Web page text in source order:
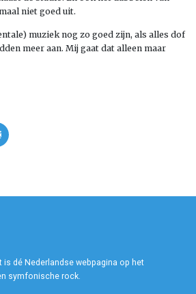
niet goed uit.
muziek nog zo goed zijn, als alles dof
meer aan. Mij gaat dat alleen maar
is dé Nederlandse webpagina op het
symfonische rock.